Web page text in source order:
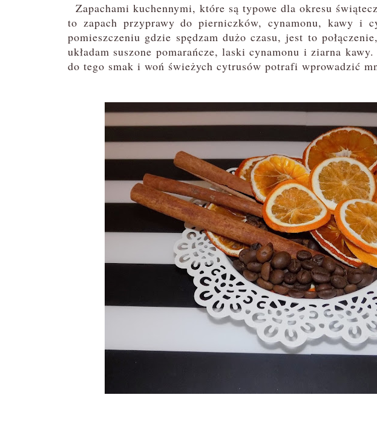
Zapachami kuchennymi, które są typowe dla okresu
to zapach przyprawy do pierniczków, cynamonu, kawy i
pomieszczeniu gdzie spędzam dużo czasu, jest to
układam suszone pomarańcze, laski cynamonu i ziarna
do tego smak i woń świeżych cytrusów potrafi wprowadzić